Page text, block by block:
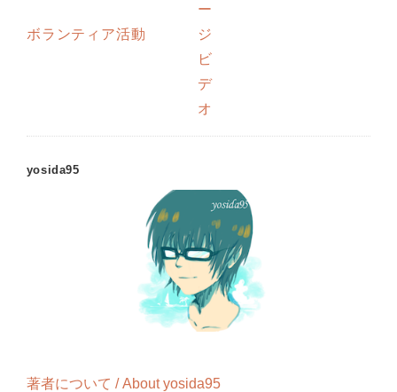
ボランティア活動
ー
ジ
ビ
デ
オ
yosida95
著者について / About yosida95